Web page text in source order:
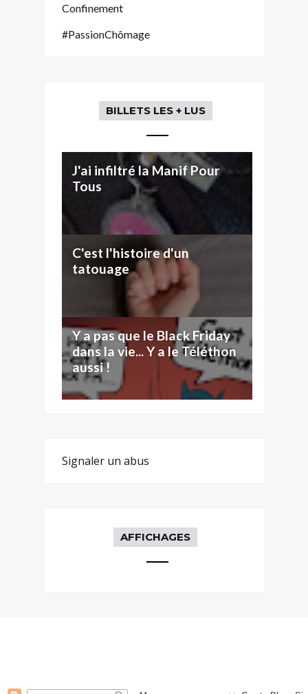
Confinement
#PassionChômage
BILLETS LES + LUS
J'ai infiltré la Manif Pour
Tous
C'est l'histoire d'un
tatouage
Y a pas que le Black Friday
dans la vie... Y a le Téléthon
aussi !
Signaler un abus
AFFICHAGES